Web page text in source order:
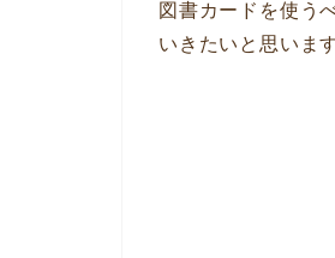
図書カードを使う
いきたいと思います